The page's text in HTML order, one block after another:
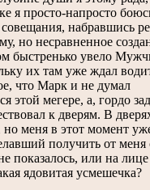
я просто-напросто
набравшись
но несравненное
быстренько увело
их там уже ждал
что Марк и не думал
этой мегере, а, гордо
к дверям. В
но меня в этот момент
получить от
показалось, или на
ядовитая усмешечка?